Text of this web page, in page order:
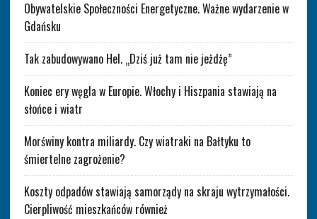
Obywatelskie Społeczności Energetyczne. Ważne wydarzenie w
Gdańsku
Tak zabudowywano Hel. „Dziś już tam nie jeżdżę”
Koniec ery węgla w Europie. Włochy i Hiszpania stawiają na
słońce i wiatr
Morświny kontra miliardy. Czy wiatraki na Bałtyku to
śmiertelne zagrożenie?
Koszty odpadów stawiają samorządy na skraju wytrzymałości.
Cierpliwość mieszkańców również